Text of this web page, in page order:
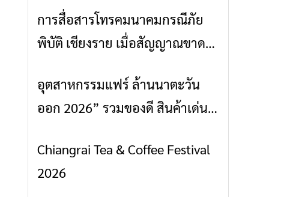
ข่าวเชียงราย
การสื่อสารโทรคมนาคมกรณีภัย
พิบัติ เชียงราย เมื่อสัญญาณขาด
ข่าวเชียงราย
อุตสาหกรรมแฟร์ ล้านนาตะวัน
ออก 2026” รวมของดี สินค้าเด่น
เชียงราย พะเยา แพร่ และน่าน
พร้อมชมคอนเสิร์ตจากศิลปินชื่อ
ข่าวเชียงราย
Chiangrai Tea & Coffee Festival
2026